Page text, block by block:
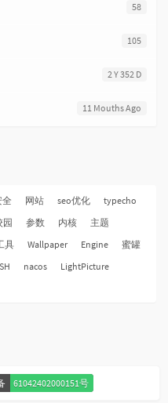
58
105
2 Y 352 D
11 Mouths Ago
全 网站 seo优化
typecho
园 参数 内核
主题
具 Wallpaper Engine
蜜罐
nacos
LightPicture
61042402000151号